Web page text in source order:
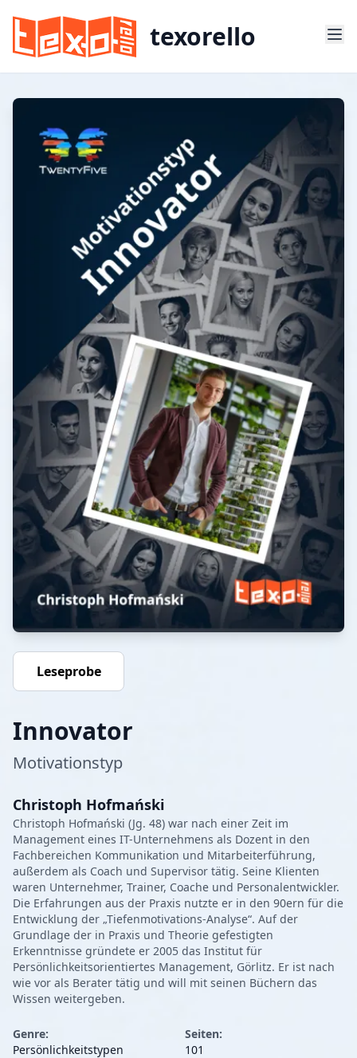
texorello
Leseprobe
Innovator
Motivationstyp
Christoph Hofmański
Christoph Hofmański (Jg. 48) war nach einer Zeit im
Management eines IT-Unternehmens als Dozent in den
Fachbereichen Kommunikation und Mitarbeiterführung,
außerdem als Coach und Supervisor tätig. Seine Klienten
waren Unternehmer, Trainer, Coache und Personalentwickler.
Die Erfahrungen aus der Praxis nutzte er in den 90ern für die
Entwicklung der „Tiefenmotivations-Analyse“. Auf der
Grundlage der in Praxis und Theorie gefestigten
Erkenntnisse gründete er 2005 das Institut für
Persönlichkeitsorientiertes Management, Görlitz. Er ist nach
wie vor als Berater tätig und will mit seinen Büchern das
Wissen weitergeben.
Genre:
Persönlichkeitstypen
Seiten:
101